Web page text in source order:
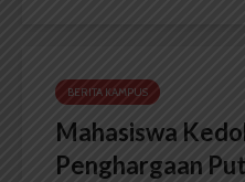
BERITA KAMPUS
Mahasiswa
Penghargaan